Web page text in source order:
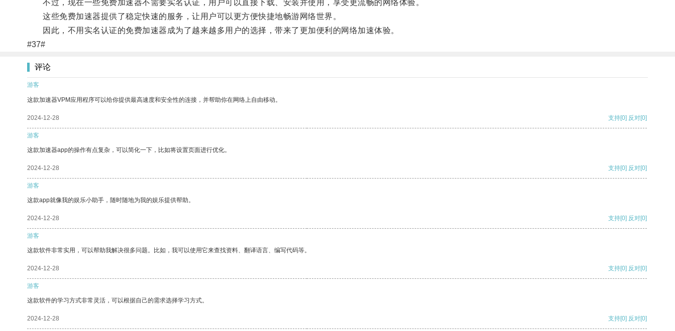
不过，现在一些免费加速器不需要实名认证，用户可以直接下载、安装并使用，享受更流畅的网络体验。
这些免费加速器提供了稳定快速的服务，让用户可以更方便快捷地畅游网络世界。
因此，不用实名认证的免费加速器成为了越来越多用户的选择，带来了更加便利的网络加速体验。
#37#
评论
游客
这款加速器VPM应用程序可以给你提供最高速度和安全性的连接，并帮助你在网络上自由移动。
2024-12-28 支持[0] 反对[0]
游客
这款加速器app的操作有点复杂，可以简化一下，比如将设置页面进行优化。
2024-12-28 支持[0] 反对[0]
游客
这款app就像我的娱乐小助手，随时随地为我的娱乐提供帮助。
2024-12-28 支持[0] 反对[0]
游客
这款软件非常实用，可以帮助我解决很多问题。比如，我可以使用它来查找资料、翻译语言、编写代码等。
2024-12-28 支持[0] 反对[0]
游客
这款软件的学习方式非常灵活，可以根据自己的需求选择学习方式。
2024-12-28 支持[0] 反对[0]